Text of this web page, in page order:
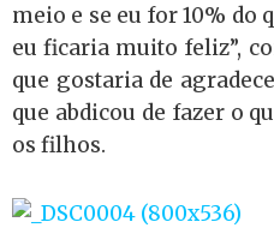
meio e se eu for 10%
eu ficaria muito feliz”,
que gostaria de
que abdicou de fazer o
os filhos.